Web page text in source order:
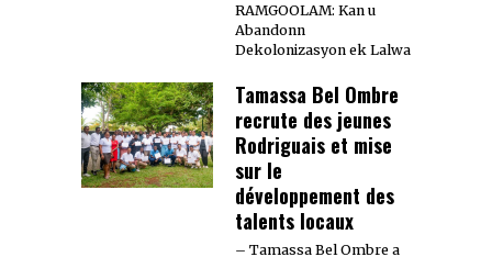
RAMGOOLAM: Kan u
Abandonn
Dekolonizasyon ek Lalwa
Tamassa Bel Ombre
recrute des jeunes
Rodriguais et mise
sur le
développement des
talents locaux
– Tamassa Bel Ombre a